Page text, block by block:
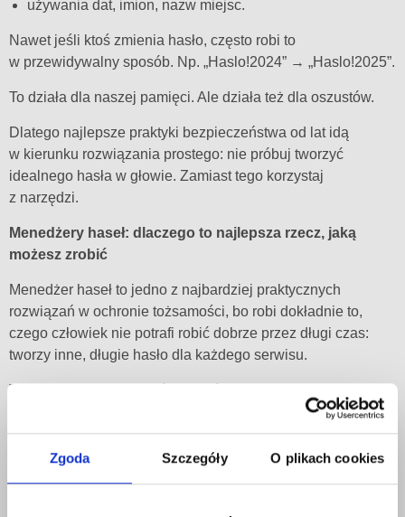
Zgoda Szczegóły O plikach cookies
używania dat, imion, nazw miejsc.
Nawet jeśli ktoś zmienia hasło, często robi to
w przewidywalny sposób. Np. „Haslo!2024” → „Haslo!2025”.
To działa dla naszej pamięci. Ale działa też dla oszustów.
Dlatego najlepsze praktyki bezpieczeństwa od lat idą
w kierunku rozwiązania prostego: nie próbuj tworzyć
idealnego hasła w głowie. Zamiast tego korzystaj
z narzędzi.
Menedżery haseł: dlaczego to najlepsza rzecz, jaką
możesz zrobić
Menedżer haseł to jedno z najbardziej praktycznych
rozwiązań w ochronie tożsamości, bo robi dokładnie to,
czego człowiek nie potrafi robić dobrze przez długi czas:
tworzy inne, długie hasło dla każdego serwisu.
To sprawia, że nawet jeśli gdzieś dojdzie do wycieku
danych, konsekwencje nie rozlewają się na inne konta. Jest
to też ogromna wygoda: nie musisz pamiętać kilkudziesięciu
haseł, tylko jedno główne.